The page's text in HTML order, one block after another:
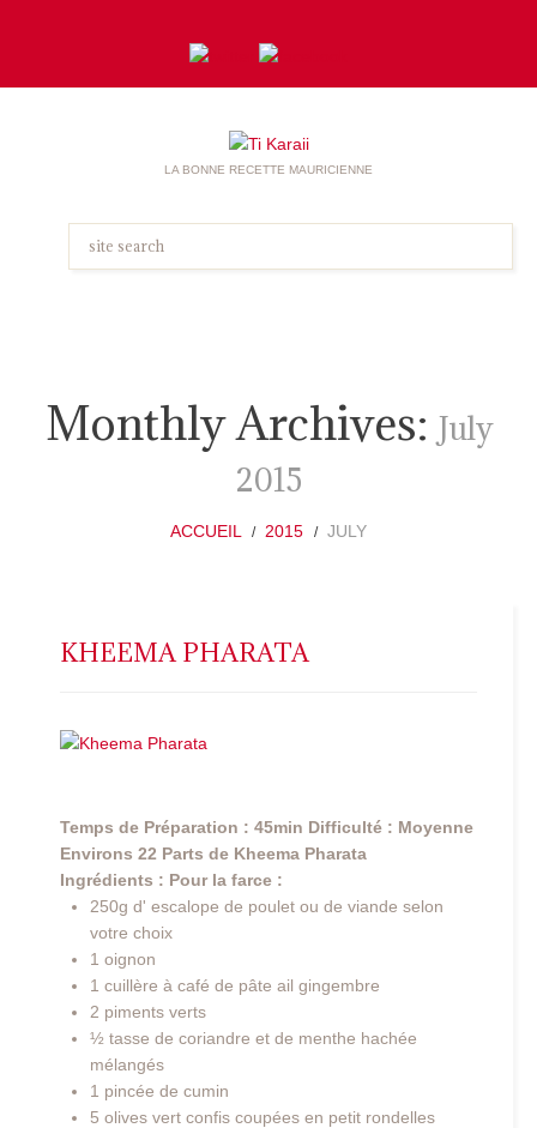
LA BONNE RECETTE MAURICIENNE
Monthly Archives: July
2015
ACCUEIL 2015 JULY
KHEEMA PHARATA
Temps de Préparation : 45min Difficulté : Moyenne
Environs 22 Parts de Kheema Pharata
Ingrédients : Pour la farce :
250g d' escalope de poulet ou de viande selon
votre choix
1 oignon
1 cuillère à café de pâte ail gingembre
2 piments verts
½ tasse de coriandre et de menthe hachée
mélangés
1 pincée de cumin
5 olives vert confis coupées en petit rondelles